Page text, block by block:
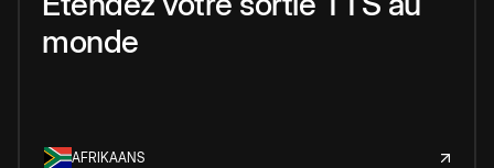
monde
AFRIKAANS